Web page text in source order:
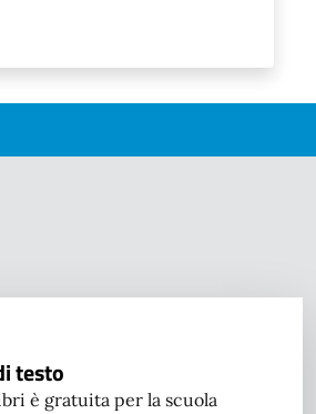
testo
è gratuita per la scuola